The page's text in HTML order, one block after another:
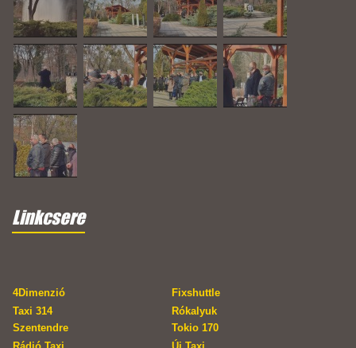
Linkcsere
4Dimenzió
Fixshuttle
Taxi 314
Szentendre
Rókalyuk
Tokio 170